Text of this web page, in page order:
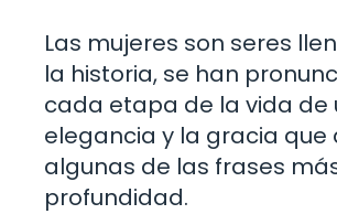
Las mujeres son seres
la historia, se han
cada etapa de la vida de
elegancia y la gracia
algunas de las frases
profundidad.